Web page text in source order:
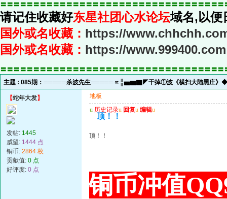
〓〓〓〓〓〓〓〓〓〓〓〓〓〓〓〓〓〓〓〓〓〓〓〓〓〓〓〓〓〓〓〓〓〓
请记住收藏好东星社团心水论坛域名,以便
国外或名收藏： https://
国外或名收藏： https://www.999400.com
〓〓〓〓〓〓〓〓〓〓〓〓〓〓〓〓〓〓〓〓〓〓〓〓〓〓〓〓〓〓〓〓〓〓
主题 : 085期：═════杀波先生═════∝╬▅▆▇◤干掉①波《横扫大陆黑庄》
【蛇年大发】
发帖: 1445
威望: 1444 点
铜币: 2864 枚
贡献值: 0 点
好评度: 0 点
地板
u 历史记录u 回复u 编辑u
顶！！
顶！！
铜币冲值